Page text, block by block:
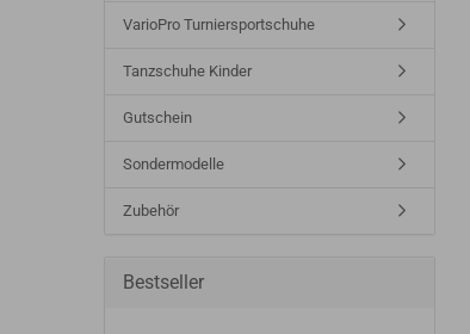
VarioPro Turniersportschuhe
Tanzschuhe Kinder
Gutschein
Sondermodelle
Zubehör
Bestseller